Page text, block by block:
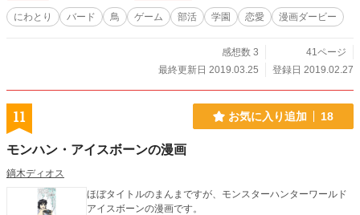
にわとり バード 鳥 ゲーム 部活 学園 恋愛 漫画ダービー
感想数 3
41ページ
最終更新日 2019.03.25
登録日 2019.02.27
11 お気に入り追加 18
モンハン・アイスボーンの漫画
鏑木ディオス
ほぼタイトルのまんまですが、モンスターハンターワールド
アイスボーンの漫画です。